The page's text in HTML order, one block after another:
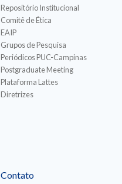
Repositório Institucional
Comitê de Ética
EAIP
Grupos de Pesquisa
Periódicos PUC-Campinas
Postgraduate Meeting
Plataforma Lattes
Diretrizes
Contato